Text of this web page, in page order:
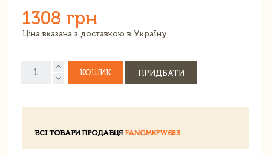
1308 грн
Ціна вказана з доставкою в Україну
КОШИК ПРИДБАТИ
ВСІ ТОВАРИ ПРОДАВЦЯ FANGMKFW683